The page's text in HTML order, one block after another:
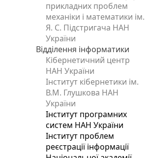
прикладних проблем
механіки і математики ім.
Я. С. Підстригача НАН
України
Відділення інформатики
Кібернетичний центр
НАН України
Інститут кібернетики ім.
В.М. Глушкова НАН
України
Інститут програмних
систем НАН України
Інститут проблем
реєстрації інформації